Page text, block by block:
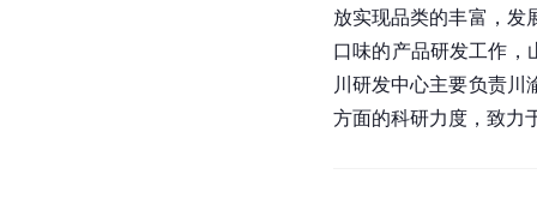
放实现品类的丰富，发
口味的产品研发工作，
川研发中心主要负责川
方面的科研力度，致力